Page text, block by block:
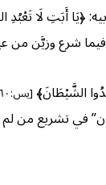
﴿يَا أَبَتِ لَا
شرع وزيَّن من
الشَّيْطَانَ﴾[يس:٦٠]
في تشريع